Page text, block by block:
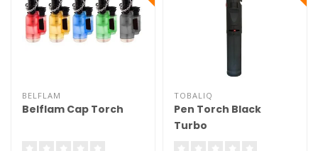
BELFLAM
Belflam Cap Torch
TOBALIQ
Pen Torch Black
Turbo